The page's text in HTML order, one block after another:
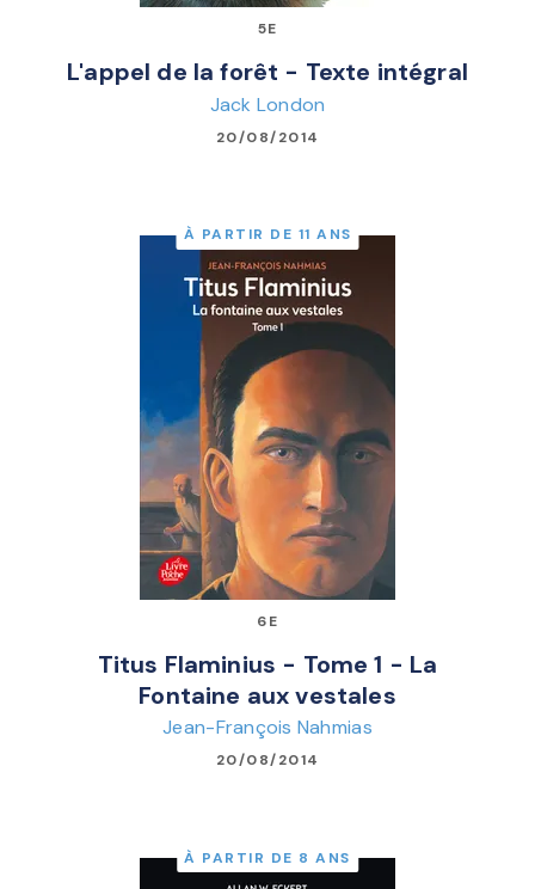
5E
L'appel de la forêt - Texte intégral
Jack London
20/08/2014
À PARTIR DE 11 ANS
6E
Titus Flaminius - Tome 1 - La
Fontaine aux vestales
Jean-François Nahmias
20/08/2014
À PARTIR DE 8 ANS